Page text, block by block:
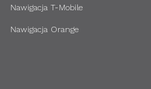
Nawigacja T-Mobile
Nawigacja Orange